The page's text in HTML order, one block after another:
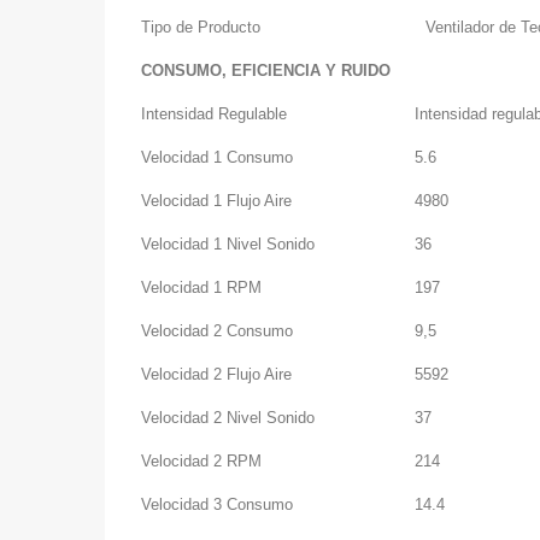
Tipo de Producto Ventilador de
CONSUMO, EFICIENCIA Y RUIDO
Intensidad Regulable Intensidad
Velocidad 1 Consumo 5.6
Velocidad 1 Flujo Aire 4980
Velocidad 1 Nivel Sonido 36
Velocidad 1 RPM 197
Velocidad 2 Consumo 9,5
Velocidad 2 Flujo Aire 5592
Velocidad 2 Nivel Sonido 37
Velocidad 2 RPM 214
Velocidad 3 Consumo 14.4